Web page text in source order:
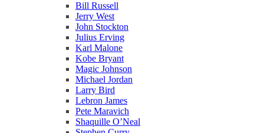
Bill Russell
Jerry West
John Stockton
Julius Erving
Karl Malone
Kobe Bryant
Magic Johnson
Michael Jordan
Larry Bird
Lebron James
Pete Maravich
Shaquille O’Neal